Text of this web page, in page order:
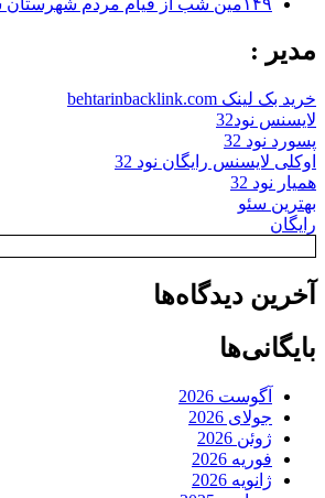
مدیر :
خرید بک لینک behtarinbacklink.com
لایسنس نود32
پسورد نود 32
اوکلی لایسنس رایگان نود 32
همیار نود 32
بهترین سئو
رایگان
آخرین دیدگاه‌ها
بایگانی‌ها
آگوست 2026
جولای 2026
ژوئن 2026
فوریه 2026
ژانویه 2026